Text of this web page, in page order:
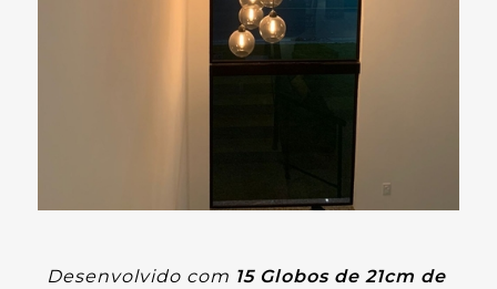
Desenvolvido com 15 Globos de 21cm de